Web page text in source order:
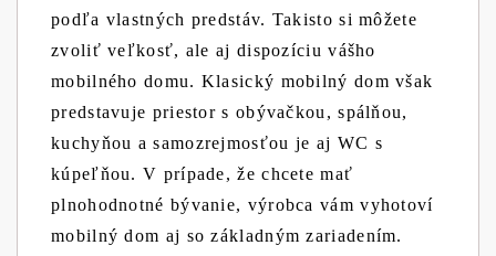
podľa vlastných predstáv. Takisto si môžete
zvoliť veľkosť, ale aj dispozíciu vášho
mobilného domu. Klasický mobilný dom však
predstavuje priestor s obývačkou, spálňou,
kuchyňou a samozrejmosťou je aj WC s
kúpeľňou. V prípade, že chcete mať
plnohodnotné bývanie, výrobca vám vyhotoví
mobilný dom aj so základným zariadením.